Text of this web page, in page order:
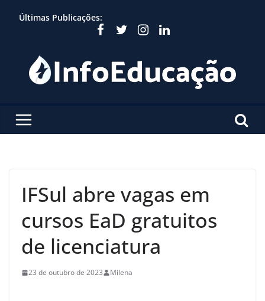
Últimas Publicações:
IFSul abre vagas em
cursos EaD gratuitos
de licenciatura
23 de outubro de 2023 Milena